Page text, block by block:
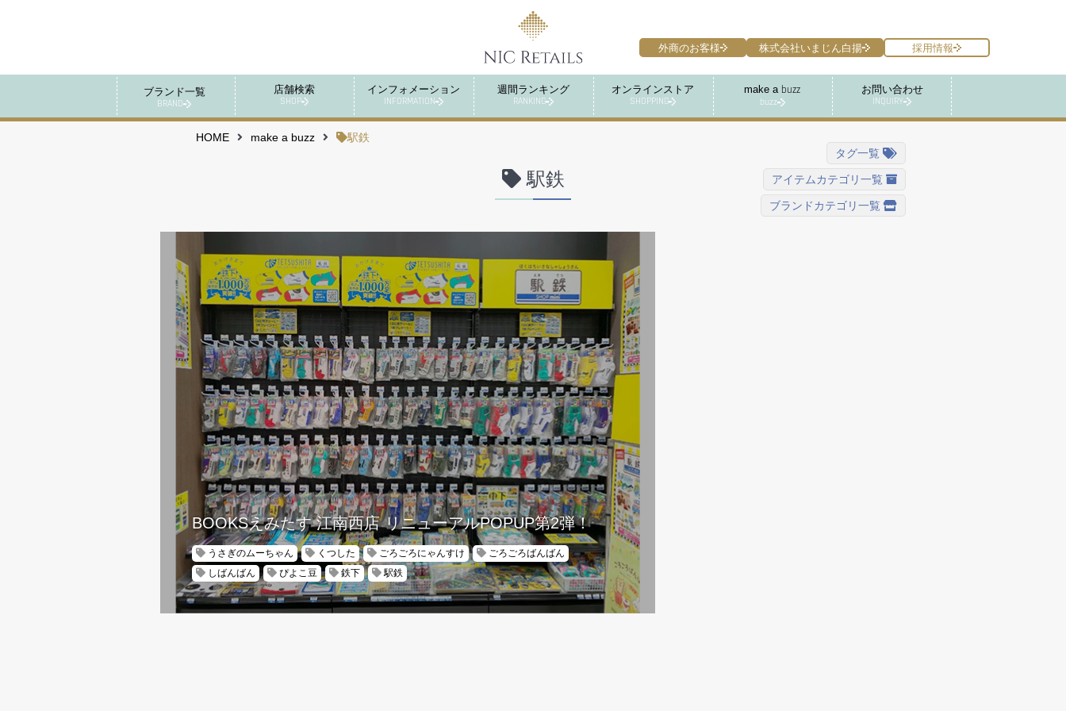
ブランド一覧
BRAND
店舗検索
SHOP
インフォメーション
INFORMATION
週間ランキング
RANKING
オンラインストア
SHOPPING
make a buzz
buzz
お問い合わせ
INQUIRY
外商のお客様 株式会社いまじん白揚 採用情報
HOME make a buzz 駅鉄
駅鉄
タグ一覧
アイテムカテゴリ一覧
ブランドカテゴリ一覧
BOOKSえみたす 江南西店 リニューアルPOPUP第2弾！
うさぎのムーちゃん くつした ごろごろにゃんすけ
ごろごろばんばん
しばんばん
ぴよこ豆 鉄下 駅鉄